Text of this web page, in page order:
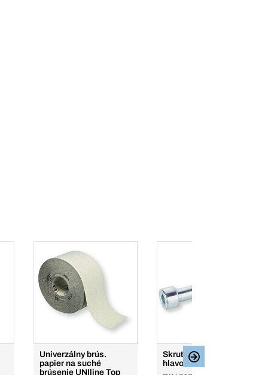
Univerzálny brús.
papier na suché
brúsenie UNIline Top
Skrutky s valcovou
hlavou